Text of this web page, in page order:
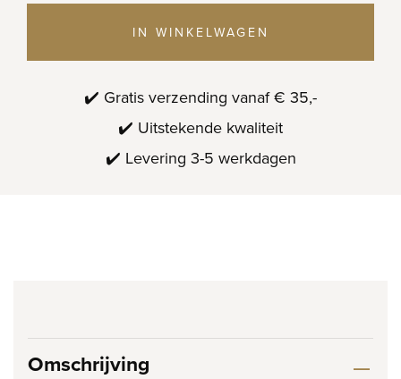
IN WINKELWAGEN
✔️ Gratis verzending vanaf € 35,-
✔️ Uitstekende kwaliteit
✔️ Levering 3-5 werkdagen
Omschrijving